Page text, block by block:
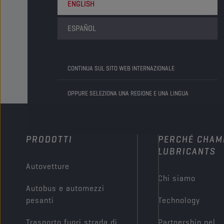
ENGLISH
ESPAÑOL
CONTINUA SUL SITO WEB INTERNAZIONALE
OPPURE SELEZIONA UNA REGIONE E UNA LINGUA
di
PRODOTTI
Autovetture
Autobus e automezzi
pesanti
PERCHÉ
LUBRICANTS
Chi siamo
Technology